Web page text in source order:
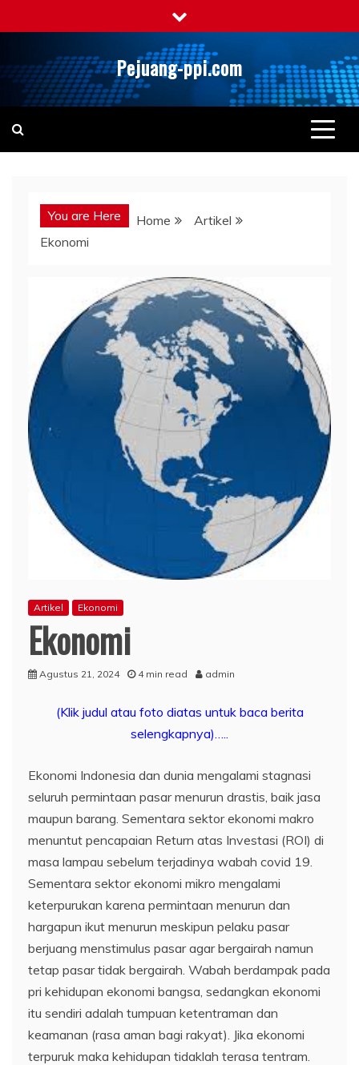
to
Pejuang-ppi.com
You are Here Home
Artikel
Ekonomi
Artikel Ekonomi
Ekonomi
Agustus 21, 2024 4 min read admin
(Klik judul atau foto diatas untuk baca berita
selengkapnya)…..
Ekonomi Indonesia dan dunia mengalami stagnasi
seluruh permintaan pasar menurun drastis, baik jasa
maupun barang. Sementara sektor ekonomi makro
menuntut pencapaian Return atas Investasi (ROI) di
masa lampau sebelum terjadinya wabah covid 19.
Sementara sektor ekonomi mikro mengalami
keterpurukan karena permintaan menurun dan
hargapun ikut menurun meskipun pelaku pasar
berjuang menstimulus pasar agar bergairah namun
tetap pasar tidak bergairah. Wabah berdampak pada
pri kehidupan ekonomi bangsa, sedangkan ekonomi
itu sendiri adalah tumpuan ketentraman dan
keamanan (rasa aman bagi rakyat). Jika ekonomi
terpuruk maka kehidupan tidaklah terasa tentram.